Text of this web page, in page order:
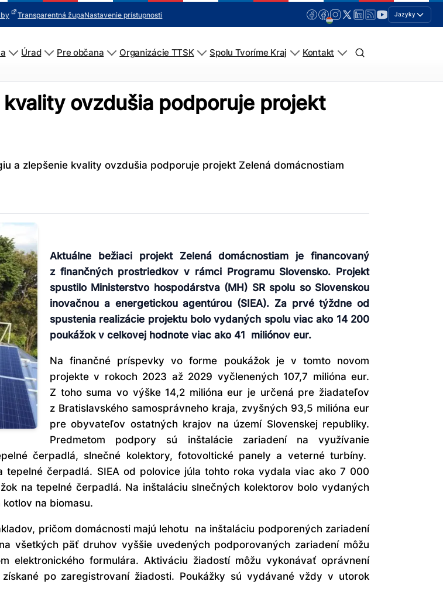
Transparentná župaNastavenie prístupnosti Jazyky
Úrad Pre občana Organizácie TTSK Spolu Tvoríme Kraj Kontakt
ovzdušia podporuje projekt
a zlepšenie kvality ovzdušia podporuje projekt Zelená domácnostiam
Aktuálne bežiaci projekt Zelená domácnostiam je financovaný
z finančných prostriedkov v rámci Programu Slovensko. Projekt
spustilo Ministerstvo hospodárstva (MH) SR spolu so Slovenskou
inovačnou a energetickou agentúrou (SIEA). Za prvé týždne od
spustenia realizácie projektu bolo vydaných spolu viac ako 14 200
poukážok v celkovej hodnote viac ako 41 miliónov eur.
Na finančné príspevky vo forme poukážok je v tomto novom
projekte v rokoch 2023 až 2029 vyčlenených 107,7 milióna eur.
Z toho suma vo výške 14,2 milióna eur je určená pre žiadateľov
z Bratislavského samosprávneho kraja, zvyšných 93,5 milióna eur
pre obyvateľov ostatných krajov na území Slovenskej republiky.
Predmetom podpory sú inštalácie zariadení na využívanie
čerpadlá, slnečné kolektory, fotovoltické panely a veterné turbíny.
čerpadlá. SIEA od polovice júla tohto roka vydala viac ako 7 000
na tepelné čerpadlá. Na inštaláciu slnečných kolektorov bolo vydaných
na biomasu.
pričom domácnosti majú lehotu na inštaláciu podporených zariadení
všetkých päť druhov vyššie uvedených podporovaných zariadení môžu
elektronického formulára. Aktiváciu žiadostí môžu vykonávať oprávnení
po zaregistrovaní žiadosti. Poukážky sú vydávané vždy v utorok